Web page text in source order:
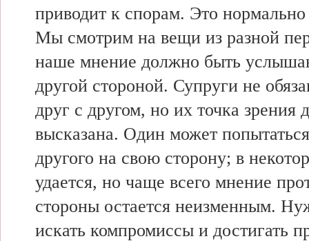
приводит к спорам. Это
Мы смотрим на вещи из разной
наше мнение должно быть
другой стороной. Супруги не
друг с другом, но их точка зрения
высказана. Один может
другого на свою сторону; в
удается, но чаще всего мнение
стороны остается неизменным.
искать компромиссы и достигать